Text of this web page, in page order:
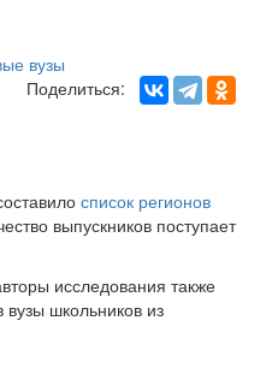
вузы
Поделиться:
список регионов
выпускников поступает
исследования также
школьников из